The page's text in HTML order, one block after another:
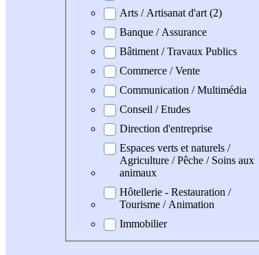
Arts / Artisanat d'art (2)
Banque / Assurance
Bâtiment / Travaux Publics
Commerce / Vente
Communication / Multimédia
Conseil / Etudes
Direction d'entreprise
Espaces verts et naturels /
Agriculture / Pêche / Soins aux
animaux
Hôtellerie - Restauration /
Tourisme / Animation
Immobilier